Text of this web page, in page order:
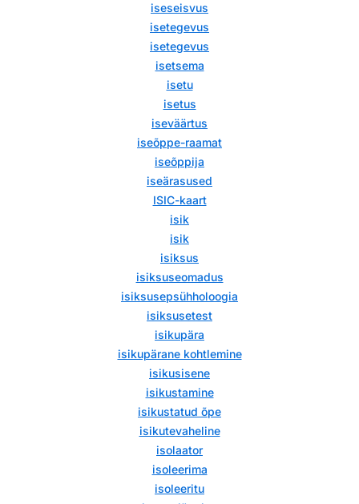
iseseisvus
isetegevus
isetegevus
isetsema
isetu
isetus
iseväärtus
iseõppe-raamat
iseõppija
iseärasused
ISIC-kaart
isik
isik
isiksus
isiksuseomadus
isiksusepsühholoogia
isiksusetest
isikupära
isikupärane kohtlemine
isikusisene
isikustamine
isikustatud õpe
isikutevaheline
isolaator
isoleerima
isoleeritu